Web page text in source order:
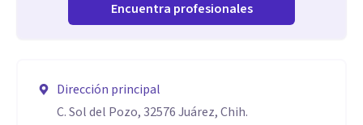
Encuentra profesionales
Dirección principal
C. Sol del Pozo, 32576 Juárez, Chih.